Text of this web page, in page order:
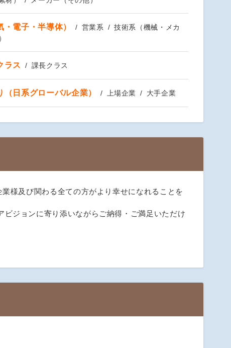
・電子・半導体） 営業系
技術系（機械・メカ
ラス 課長クラス
（日系グローバル企業） 上場企業 大手企業
様及び関わる全ての方がより幸せになれることを
ビジョンに寄り添いながらご納得・ご満足いただけ